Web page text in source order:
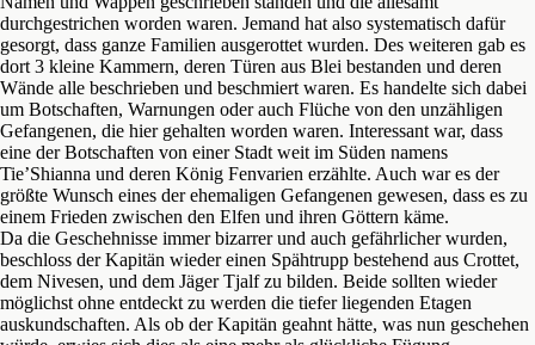
durchgestrichen worden waren. Jemand hat also systematisch dafür
gesorgt, dass ganze Familien ausgerottet wurden. Des weiteren gab es
dort 3 kleine Kammern, deren Türen aus Blei bestanden und deren
Wände alle beschrieben und beschmiert waren. Es handelte sich dabei
um Botschaften, Warnungen oder auch Flüche von den unzähligen
Gefangenen, die hier gehalten worden waren. Interessant war, dass
eine der Botschaften von einer Stadt weit im Süden namens
Tie’Shianna und deren König Fenvarien erzählte. Auch war es der
größte Wunsch eines der ehemaligen Gefangenen gewesen, dass es zu
einem Frieden zwischen den Elfen und ihren Göttern käme.
Da die Geschehnisse immer bizarrer und auch gefährlicher wurden,
beschloss der Kapitän wieder einen Spähtrupp bestehend aus Crottet,
dem Nivesen, und dem Jäger Tjalf zu bilden. Beide sollten wieder
möglichst ohne entdeckt zu werden die tiefer liegenden Etagen
auskundschaften. Als ob der Kapitän geahnt hätte, was nun geschehen